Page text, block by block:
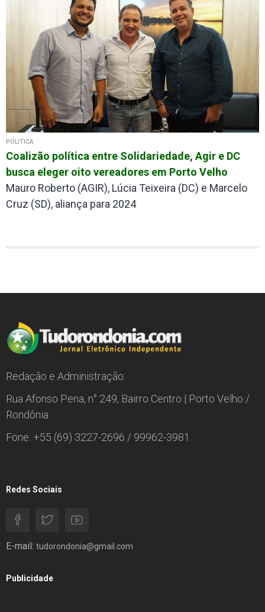
POLÍTICA
Coalizão política entre Solidariedade, Agir e DC
busca eleger oito vereadores em Porto Velho
Mauro Roberto (AGIR), Lúcia Teixeira (DC) e Marcelo
Cruz (SD), aliança para 2024
Redação e Administração:
Rua Afonso Pena, n° 249, Bairro Centro | Porto Velho /
Rondônia
Fone: +55 (69) 3227-2696 / 99962-3981
Redes Sociais
E-mail: tudorondonia@gmail.com
Publicidade